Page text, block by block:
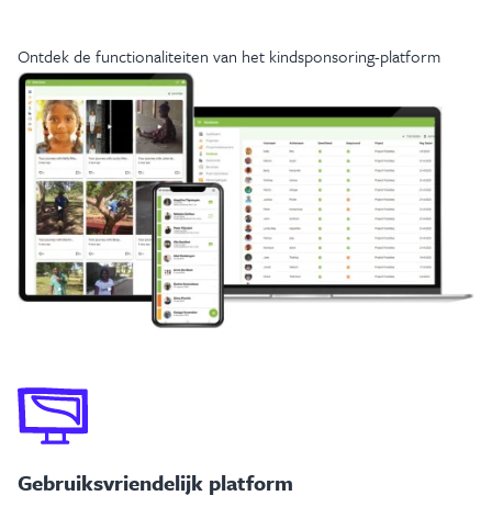
Ontdek de functionaliteiten van het kindsponsoring-platform
Gebruiksvriendelijk platform